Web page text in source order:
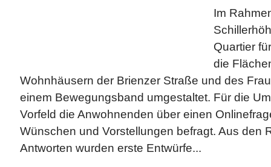
Im
Quartier
die
Wohnhäusern der Brienzer Straße und des
einem Bewegungsband umgestaltet. Für die
Vorfeld die Anwohnenden über einen
Wünschen und Vorstellungen befragt. Aus den
Antworten wurden erste Entwürfe...